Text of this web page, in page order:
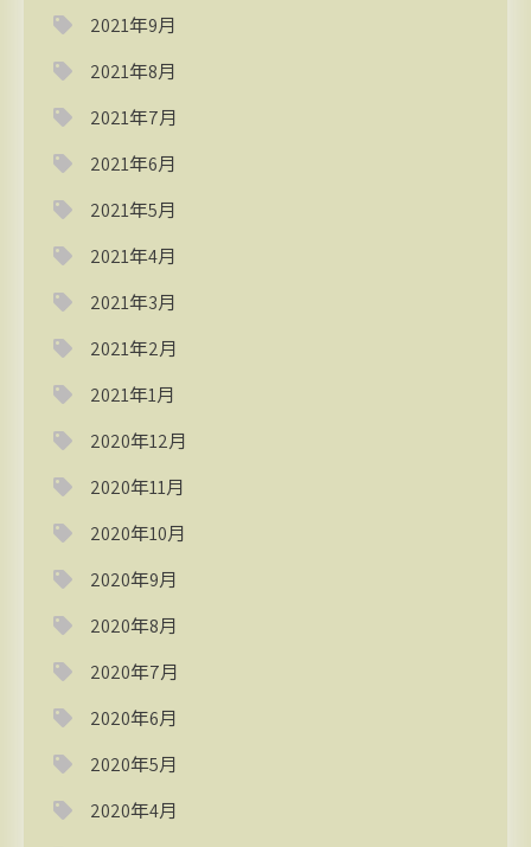
2021年9月
2021年8月
2021年7月
2021年6月
2021年5月
2021年4月
2021年3月
2021年2月
2021年1月
2020年12月
2020年11月
2020年10月
2020年9月
2020年8月
2020年7月
2020年6月
2020年5月
2020年4月